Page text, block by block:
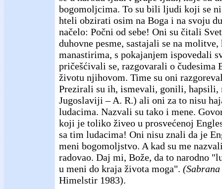
bogomoljcima. To su bili ljudi koji se ni
hteli obzirati osim na Boga i na svoju
načelo: Počni od sebe! Oni su čitali
duhovne pesme, sastajali se na
manastirima, s pokajanjem ispovedali
pričešćivali se, razgovarali o
životu njihovom. Time su oni
Prezirali su ih, ismevali, gonili,
Jugoslaviji – A. R.) ali oni za to nisu
ludacima. Nazvali su tako i mene.
koji je toliko živeo u prosvećenoj
sa tim ludacima! Oni nisu znali da je
meni bogomoljstvo. A kad su me
radovao. Daj mi, Bože, da to narodno
u meni do kraja života moga".
Himelstir 1983).